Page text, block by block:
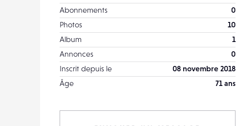
Abonnements
0
Photos
10
Album
1
Annonces
0
Inscrit depuis le
08 novembre 2018
Âge
71 ans